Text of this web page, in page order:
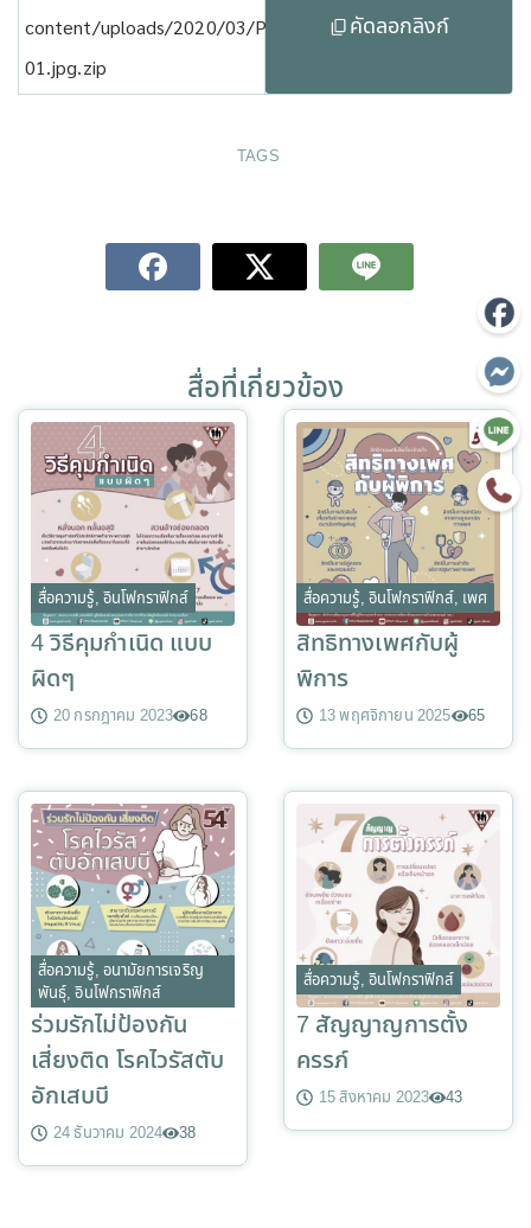
content/uploads/2020/03/PPAT_Layout_9_Roll-
01.jpg.zip
คัดลอกลิงก์
TAGS
สื่อที่เกี่ยวข้อง
สื่อความรู้, อินโฟกราฟิกส์
4 วิธีคุมกำเนิด แบบ
ผิดๆ
20 กรกฎาคม 2023 68
สื่อความรู้, อินโฟกราฟิกส์, เพศ
สิทธิทางเพศกับผู้
พิการ
13 พฤศจิกายน 2025 65
สื่อความรู้, อนามัยการเจริญ
พันธุ์,อินโฟกราฟิกส์
ร่วมรักไม่ป้องกัน
เสี่ยงติด โรคไวรัสตับ
อักเสบบี
24 ธันวาคม 2024 38
สื่อความรู้, อินโฟกราฟิกส์
7 สัญญาญการตั้ง
ครรภ์
15 สิงหาคม 2023 43